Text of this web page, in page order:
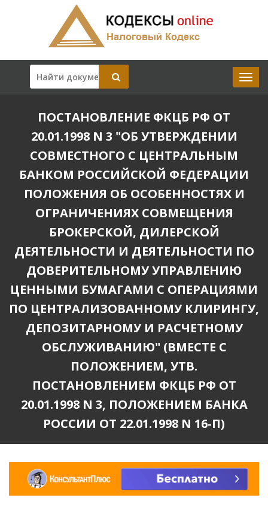
ПОСТАНОВЛЕНИЕ ФКЦБ РФ ОТ
20.01.1998 N 3 "ОБ УТВЕРЖДЕНИИ
СОВМЕСТНОГО С ЦЕНТРАЛЬНЫМ
БАНКОМ РОССИЙСКОЙ ФЕДЕРАЦИИ
ПОЛОЖЕНИЯ ОБ ОСОБЕННОСТЯХ И
ОГРАНИЧЕНИЯХ СОВМЕЩЕНИЯ
БРОКЕРСКОЙ, ДИЛЕРСКОЙ
ДЕЯТЕЛЬНОСТИ И ДЕЯТЕЛЬНОСТИ ПО
ДОВЕРИТЕЛЬНОМУ УПРАВЛЕНИЮ
ЦЕННЫМИ БУМАГАМИ С ОПЕРАЦИЯМИ
ПО ЦЕНТРАЛИЗОВАННОМУ КЛИРИНГУ,
ДЕПОЗИТАРНОМУ И РАСЧЕТНОМУ
ОБСЛУЖИВАНИЮ" (ВМЕСТЕ С
ПОЛОЖЕНИЕМ, УТВ.
ПОСТАНОВЛЕНИЕМ ФКЦБ РФ ОТ
20.01.1998 N 3, ПОЛОЖЕНИЕМ БАНКА
РОССИИ ОТ 22.01.1998 N 16-П)